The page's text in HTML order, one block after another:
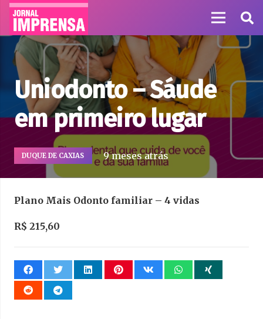
Uniodonto – Sáude
em primeiro lugar
DUQUE DE CAXIAS 9 meses atrás
Plano Mais Odonto familiar – 4 vidas
R$ 215,60